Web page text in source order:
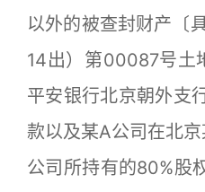
以外的被查封财产〔
14出）第00087号土
平安银行北京朝外支
款以及某A公司在北
公司所持有的80%股